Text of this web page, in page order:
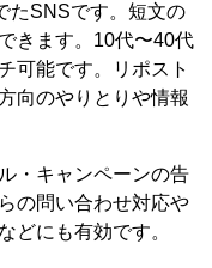
たSNSです。短文の
きます。10代〜40代
可能です。リポスト
向のやりとりや情報
・キャンペーンの告
の問い合わせ対応や
どにも有効です。